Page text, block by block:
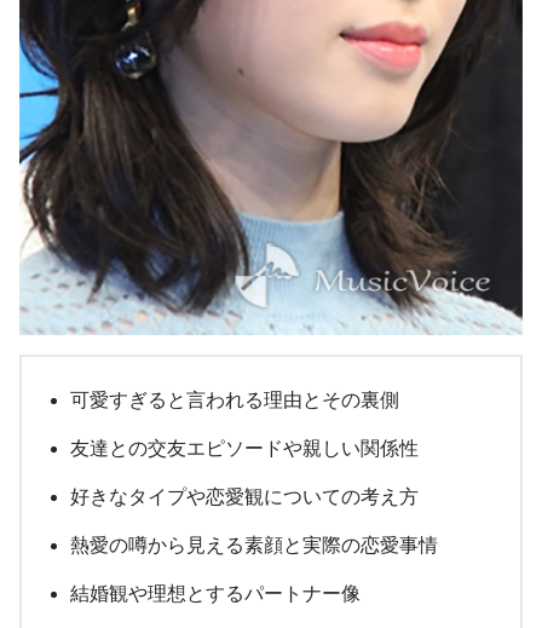
可愛すぎると言われる理由とその裏側
友達との交友エピソードや親しい関係性
好きなタイプや恋愛観についての考え方
熱愛の噂から見える素顔と実際の恋愛事情
結婚観や理想とするパートナー像